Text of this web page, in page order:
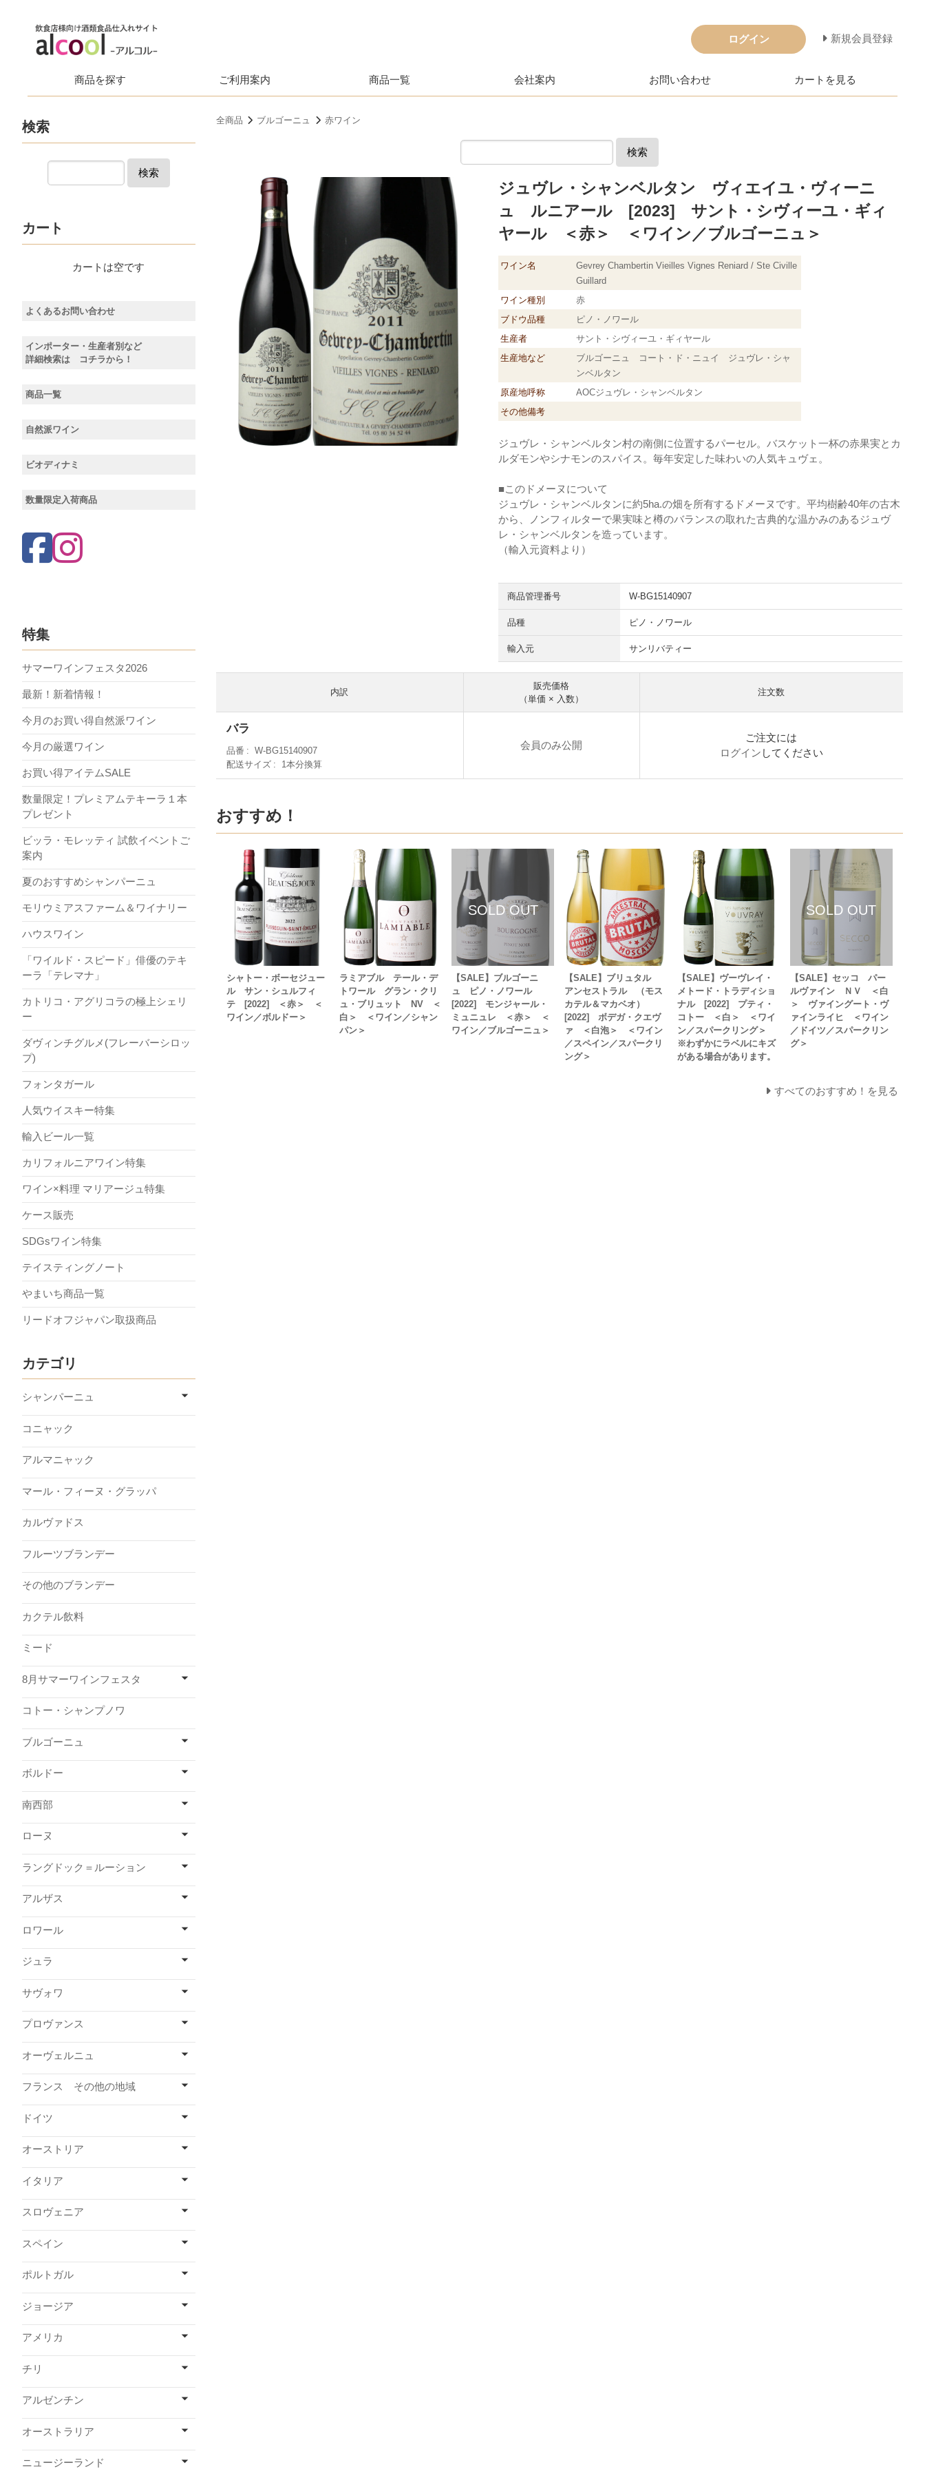
ログイン 新規会員登録
商品を探す ご利用案内 商品一覧 会社案内 お問い合わせ カートを見る
全商品 ブルゴーニュ 赤ワイン
検索
ジュヴレ・シャンベルタン ヴィエイユ・ヴィーニ
ュ ルニアール [2023] サント・シヴィーユ・ギィ
ヤール ＜赤＞ ＜ワイン／ブルゴーニュ＞
ワイン名
Gevrey Chambertin Vieilles Vignes Reniard / Ste Civille
Guillard
ワイン種別
赤
ブドウ品種
ピノ・ノワール
生産者
サント・シヴィーユ・ギィヤール
生産地など
ブルゴーニュ コート・ド・ニュイ ジュヴレ・シャ
ンベルタン
原産地呼称
AOCジュヴレ・シャンベルタン
その他備考
ジュヴレ・シャンベルタン村の南側に位置するパーセル。バスケット一杯の赤果実とカ
ルダモンやシナモンのスパイス。毎年安定した味わいの人気キュヴェ。
■このドメーヌについて
ジュヴレ・シャンベルタンに約5ha.の畑を所有するドメーヌです。平均樹齢40年の古木
から、ノンフィルターで果実味と樽のバランスの取れた古典的な温かみのあるジュヴ
レ・シャンベルタンを造っています。
（輸入元資料より）
商品管理番号 W-BG15140907
品種 ピノ・ノワール
輸入元 サンリバティー
内訳
販売価格
（単価 × 入数）
注文数
バラ
品番
W-BG15140907
配送サイズ
1本分換算
会員のみ公開
ご注文には
ログイン してください
おすすめ！
シャトー・ボーセジュー
ル サン・シュルフィ
テ [2022] ＜赤＞ ＜
ワイン／ボルドー＞
ラミアブル テール・デ
トワール グラン・クリ
ュ・ブリュット NV ＜
白＞ ＜ワイン／シャン
パン＞
【SALE】ブルゴーニ
ュ ピノ・ノワール
[2022] モンジャール・
ミュニュレ ＜赤＞ ＜
ワイン／ブルゴーニュ＞
【SALE】ブリュタル
アンセストラル （モス
カテル＆マカベオ）
[2022] ボデガ・クエヴ
ァ ＜白泡＞ ＜ワイン
／スペイン／スパークリ
ング＞
【SALE】ヴーヴレイ・
メトード・トラディショ
ナル [2022] プティ・
コトー ＜白＞ ＜ワイ
ン／スパークリング＞
※わずかにラベルにキズ
がある場合があります。
【SALE】セッコ パー
ルヴァイン ＮＶ ＜白
＞ ヴァイングート・ヴ
ァインライヒ ＜ワイン
／ドイツ／スパークリン
グ＞
すべてのおすすめ！を見る
検索
検索
カート
カートは空です
よくあるお問い合わせ
インポーター・生産者別など
詳細検索は コチラから！
商品一覧
自然派ワイン
ビオディナミ
数量限定入荷商品
特集
サマーワインフェスタ2026
最新！新着情報！
今月のお買い得自然派ワイン
今月の厳選ワイン
お買い得アイテムSALE
数量限定！プレミアムテキーラ１本
プレゼント
ビッラ・モレッティ 試飲イベントご
案内
夏のおすすめシャンパーニュ
モリウミアスファーム＆ワイナリー
ハウスワイン
「ワイルド・スピード」俳優のテキ
ーラ「テレマナ」
カトリコ・アグリコラの極上シェリ
ー
ダヴィンチグルメ(フレーバーシロッ
プ)
フォンタガール
人気ウイスキー特集
輸入ビール一覧
カリフォルニアワイン特集
ワイン×料理 マリアージュ特集
ケース販売
SDGsワイン特集
テイスティングノート
やまいち商品一覧
リードオフジャパン取扱商品
カテゴリ
シャンパーニュ
コニャック
アルマニャック
マール・フィーヌ・グラッパ
カルヴァドス
フルーツブランデー
その他のブランデー
カクテル飲料
ミード
8月サマーワインフェスタ
コトー・シャンプノワ
ブルゴーニュ
ボルドー
南西部
ローヌ
ラングドック＝ルーション
アルザス
ロワール
ジュラ
サヴォワ
プロヴァンス
オーヴェルニュ
フランス その他の地域
ドイツ
オーストリア
イタリア
スロヴェニア
スペイン
ポルトガル
ジョージア
アメリカ
チリ
アルゼンチン
オーストラリア
ニュージーランド